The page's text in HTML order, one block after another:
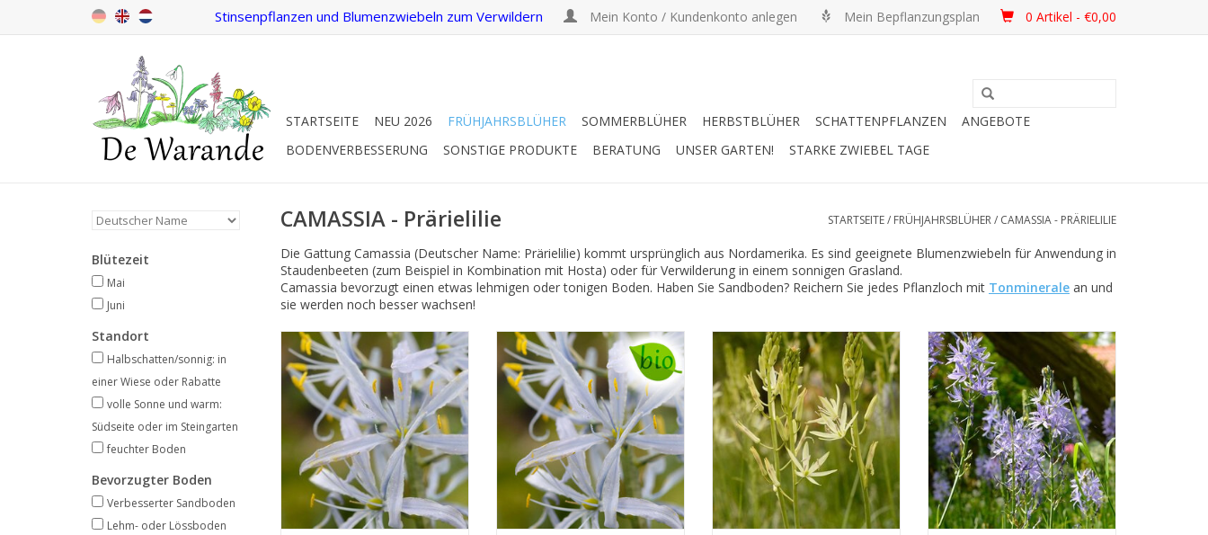
Stinsenpflanzen und Blumenzwiebeln zum Verwildern Mein Konto / Kundenkonto anlegen Mein Bepflanzungsplan 0 Artikel - €0,00
STARTSEITE NEU 2026 FRÜHJAHRSBLÜHER SOMMERBLÜHER HERBSTBLÜHER SCHATTENPFLANZEN
ANGEBOTE
BODENVERBESSERUNG
SONSTIGE PRODUKTE BERATUNG UNSER GARTEN! STARKE ZWIEBEL TAGE
Blütezeit
Mai
Juni
Standort
Halbschatten/sonnig: in
einer Wiese oder Rabatte
volle Sonne und warm:
Südseite oder im Steingarten
feuchter Boden
Bevorzugter Boden
Verbesserter Sandboden
Lehm- oder Lössboden
CAMASSIA - Prärielilie STARTSEITE/ FRÜHJAHRSBLÜHER/ CAMASSIA - PRÄRIELILIE
Die Gattung Camassia (Deutscher Name: Prärielilie) kommt ursprünglich aus Nordamerika. Es sind geeignete Blumenzwiebeln für Anwendung in
Staudenbeeten (zum Beispiel in Kombination mit Hosta) oder für Verwilderung in einem sonnigen Grasland.
Camassia bevorzugt einen etwas lehmigen oder tonigen Boden. Haben Sie Sandboden? Reichern Sie jedes Pflanzloch mit Tonminerale an und
sie werden noch besser wachsen!
Prärielilie
Mai/Juni, hellblau, 70 cm
Eine schöne hellblaue Camassia-
Art
INFO UND KAUFEN
Prärielilie
Mai/Juni, hellblau, 70 cm
Eine schöne hellblaue Camassia-
Art
INFO UND KAUFEN
Leichtlin-Prärielilie
Mai/Juni, cremeweiss, 70 cm
Die weisse Varietät der Camassia
leichtlinii
INFO UND KAUFEN
Leichtlin-Prärielilie
Mai, blau, 70 cm
Ein sehr geeignetes
Zwiebelgewächs in
Blumenweiden
INFO UND KAUFEN